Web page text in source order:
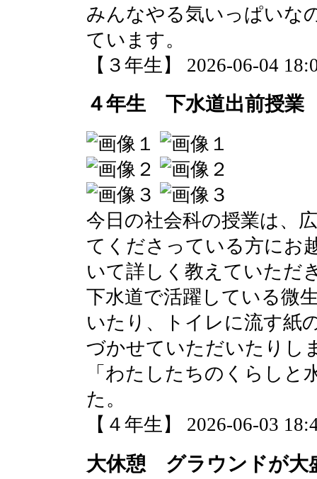
みんなやる気いっぱいな
ています。
【３年生】 2026-06-04
４年生 下水道出前授業
今日の社会科の授業は、
てくださっている方にお
いて詳しく教えていただ
下水道で活躍している微
いたり、トイレに流す紙
づかせていただいたりし
「わたしたちのくらしと
た。
【４年生】 2026-06-03
大休憩 グラウンドが大